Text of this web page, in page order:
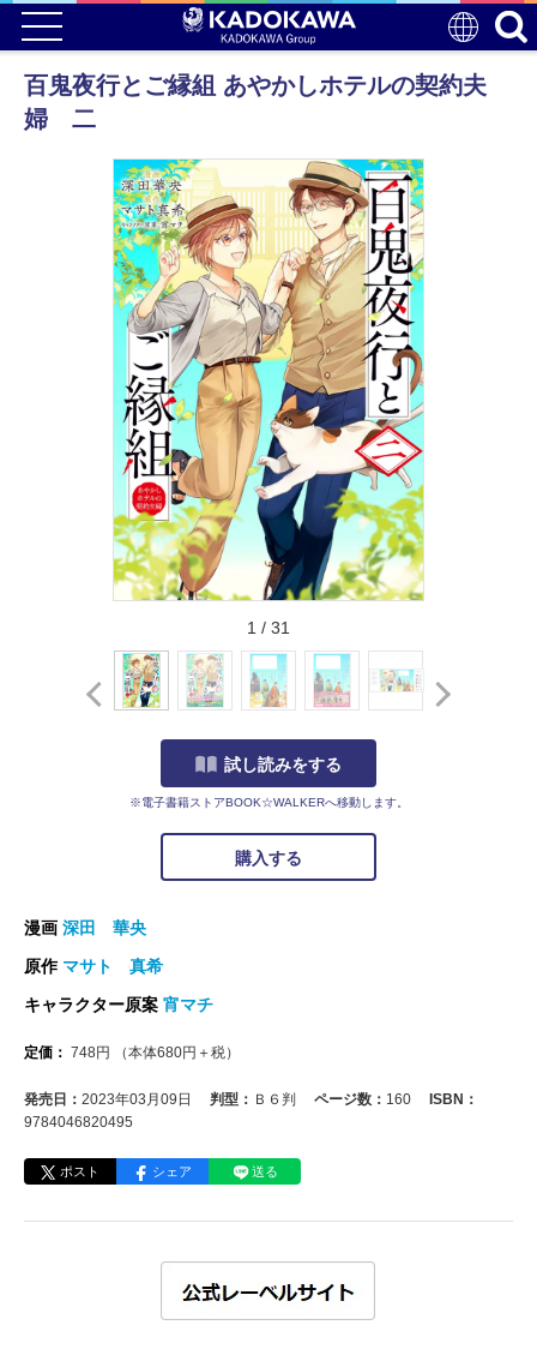
百鬼夜行とご縁組 あやかしホテルの契約夫
婦 二
1 / 31
試し読みをする
※電子書籍ストアBOOK☆WALKERへ移動します。
購入する
漫画 深田 華央
原作 マサト 真希
キャラクター原案 宵マチ
定価： 748円 （本体680円＋税）
発売日： 2023年03月09日 判型： Ｂ６判 ページ数： 160
ISBN：
9784046820495
ポスト シェア 送る